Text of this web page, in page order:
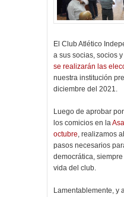
El Club Atlético
a sus socias, socios
se realizarán las
nuestra institución
diciembre del 2021.
Luego de aprobar
los comicios en la
octubre, realizamos
pasos necesarios
democrática,
vida del club.
Lamentablemente, y